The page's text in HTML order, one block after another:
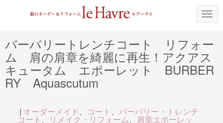
N
a
g
a
t
i
o
バーバリートレンチコート リフォー
ム 肩の肩章を綺麗に再生！アクアス
キュータム エポーレット BURBER
RY Aquascutum
| オーダーメイド、 コート 、 バーバリー・トレンチ
コート、 リメイク・リフォーム、 肩章エポーレッ